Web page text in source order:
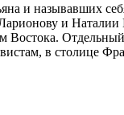
и называвших
и
Востока.
в столице